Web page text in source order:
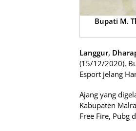
Bupati M.
Langgur,
(15/12/2020),
Esport jelang
Ajang yang
Kabupaten
Free Fire, Pubg